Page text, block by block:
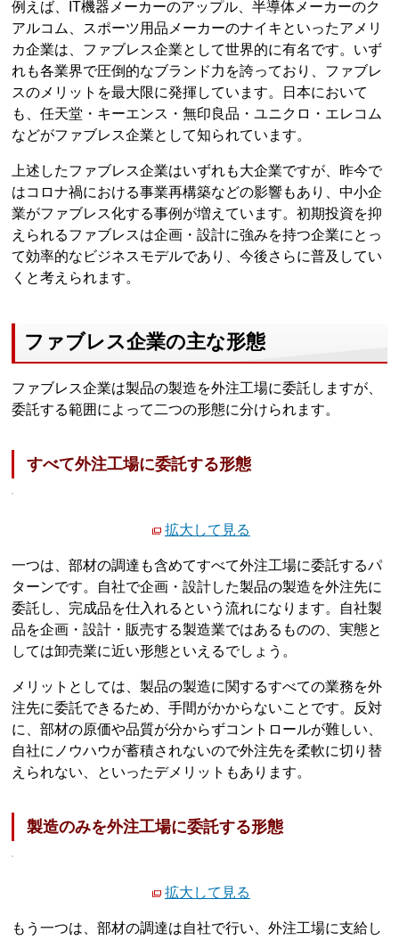
例えば、IT機器メーカーのアップル、半導体メーカーのク
アルコム、スポーツ用品メーカーのナイキといったアメリ
カ企業は、ファブレス企業として世界的に有名です。いず
れも各業界で圧倒的なブランド力を誇っており、ファブレ
スのメリットを最大限に発揮しています。日本において
も、任天堂・キーエンス・無印良品・ユニクロ・エレコム
などがファブレス企業として知られています。
上述したファブレス企業はいずれも大企業ですが、昨今で
はコロナ禍における事業再構築などの影響もあり、中小企
業がファブレス化する事例が増えています。初期投資を抑
えられるファブレスは企画・設計に強みを持つ企業にとっ
て効率的なビジネスモデルであり、今後さらに普及してい
くと考えられます。
ファブレス企業の主な形態
ファブレス企業は製品の製造を外注工場に委託しますが、
委託する範囲によって二つの形態に分けられます。
すべて外注工場に委託する形態
拡大して見る
一つは、部材の調達も含めてすべて外注工場に委託するパ
ターンです。自社で企画・設計した製品の製造を外注先に
委託し、完成品を仕入れるという流れになります。自社製
品を企画・設計・販売する製造業ではあるものの、実態と
しては卸売業に近い形態といえるでしょう。
メリットとしては、製品の製造に関するすべての業務を外
注先に委託できるため、手間がかからないことです。反対
に、部材の原価や品質が分からずコントロールが難しい、
自社にノウハウが蓄積されないので外注先を柔軟に切り替
えられない、といったデメリットもあります。
製造のみを外注工場に委託する形態
拡大して見る
もう一つは、部材の調達は自社で行い、外注工場に支給し